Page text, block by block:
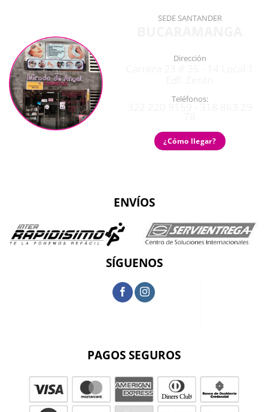
SEDE SANTANDER
Dirección
Teléfonos:
¿Cómo llegar?
ENVÍOS
SÍGUENOS
PAGOS SEGUROS